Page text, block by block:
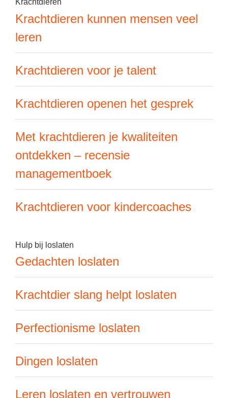
Krachtdieren
Krachtdieren kunnen mensen veel
leren
Krachtdieren voor je talent
Krachtdieren openen het gesprek
Met krachtdieren je kwaliteiten
ontdekken – recensie
managementboek
Krachtdieren voor kindercoaches
Hulp bij loslaten
Gedachten loslaten
Krachtdier slang helpt loslaten
Perfectionisme loslaten
Dingen loslaten
Leren loslaten en vertrouwen